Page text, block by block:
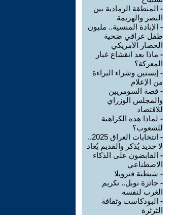
- المنطقة الرمادية بين
النصر والهزيمة
- الإبادة المنسية.. مليون
طفل عراقي ضحية
الحصار الأمريكي
- ماذا بعد انقشاع غبار
المعركة؟
- إبستين وشراء البراءة
من الإعلام
- قصة السومريين
والمجلس الوزراي
للاقتصاد
- لماذا هذه الكراهية
للشعوب؟
-
انتخابات العراق 2025..
لا جديد يُذكر والقديم يُعاد
- القابضون على الذكاء
الاصطناعي
- شيطنة فنزويلا
- جائزة نوبل.. تكريم
الغرب لنفسه
- البودكاست وثقافة
الثرثرة